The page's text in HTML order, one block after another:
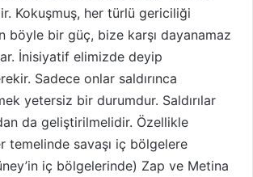
Kokuşmuş, her türlü gericiliği
böyle bir güç, bize karşı dayanamaz
İnisiyatif elimizde deyip
Sadece onlar saldırınca
yetersiz bir durumdur. Saldırılar
da geliştirilmelidir. Özellikle
temelinde savaşı iç bölgelere
iç bölgelerinde) Zap ve Metina